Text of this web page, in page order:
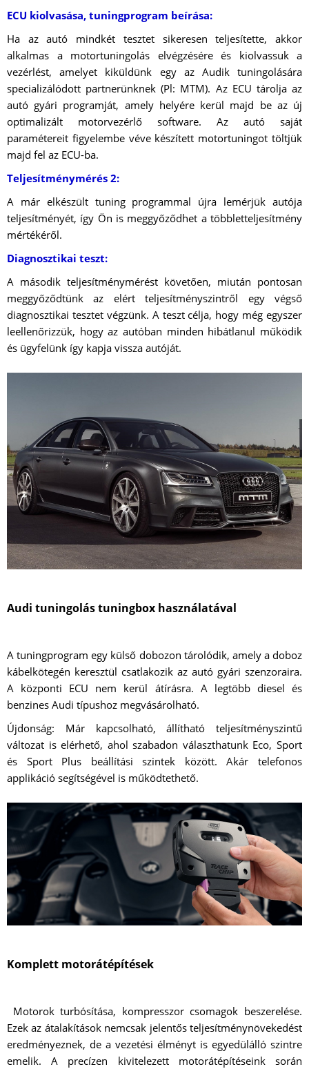
ECU kiolvasása, tuningprogram beírása:
Ha az autó mindkét tesztet sikeresen teljesítette, akkor
alkalmas a motortuningolás elvégzésére és kiolvassuk a
vezérlést, amelyet kiküldünk egy az Audik tuningolására
specializálódott partnerünknek (Pl: MTM). Az ECU tárolja az
autó gyári programját, amely helyére kerül majd be az új
optimalizált motorvezérlő software. Az autó saját
paramétereit figyelembe véve készített motortuningot töltjük
majd fel az ECU-ba.
Teljesítménymérés 2:
A már elkészült tuning programmal újra lemérjük autója
teljesítményét, így Ön is meggyőződhet a többletteljesítmény
mértékéről.
Diagnosztikai teszt:
A második teljesítménymérést követően, miután pontosan
meggyőződtünk az elért teljesítményszintről egy végső
diagnosztikai tesztet végzünk. A teszt célja, hogy még egyszer
leellenőrizzük, hogy az autóban minden hibátlanul működik
és ügyfelünk így kapja vissza autóját.
Audi tuningolás tuningbox használatával
A tuningprogram egy külső dobozon tárolódik, amely a doboz
kábelkötegén keresztül csatlakozik az autó gyári szenzoraira.
A központi ECU nem kerül átírásra. A legtöbb diesel és
benzines Audi típushoz megvásárolható.
Újdonság: Már kapcsolható, állítható teljesítményszintű
változat is elérhető, ahol szabadon választhatunk Eco, Sport
és Sport Plus beállítási szintek között. Akár telefonos
applikáció segítségével is működtethető.
Komplett motorátépítések
Motorok turbósítása, kompresszor csomagok beszerelése.
Ezek az átalakítások nemcsak jelentős teljesítménynövekedést
eredményeznek, de a vezetési élményt is egyedülálló szintre
emelik. A precízen kivitelezett motorátépítéseink során